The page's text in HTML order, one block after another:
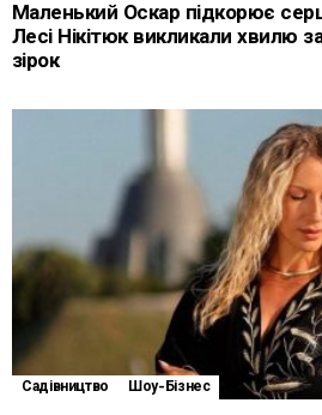
Маленький Оскар підкорює
Лесі Нікітюк викликали хвилю
зірок
Садівництво Шоу-Бізнес